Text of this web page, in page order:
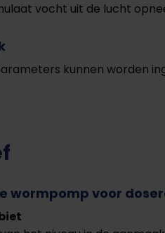
vocht uit de lucht
kunnen worden
wormpomp voor